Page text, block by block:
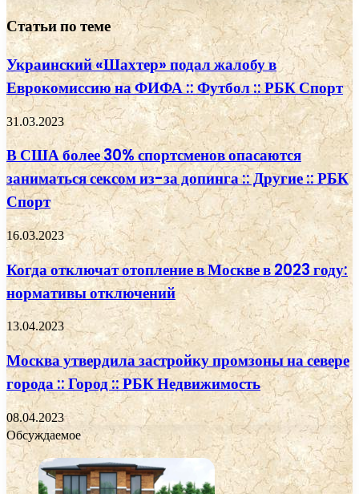
Статьи по теме
Украинский «Шахтер» подал жалобу в
Еврокомиссию на ФИФА :: Футбол :: РБК Спорт
31.03.2023
В США более 30% спортсменов опасаются
заниматься сексом из-за допинга :: Другие :: РБК
Спорт
16.03.2023
Когда отключат отопление в Москве в 2023 году:
нормативы отключений
13.04.2023
Москва утвердила застройку промзоны на севере
города :: Город :: РБК Недвижимость
08.04.2023
Обсуждаемое